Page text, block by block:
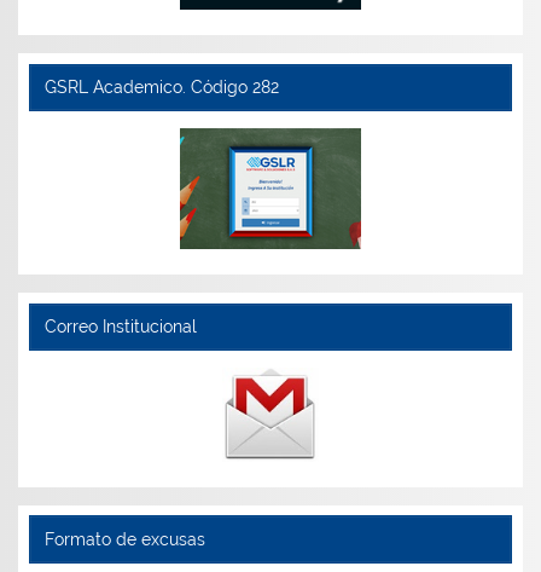
GSRL Academico. Código 282
Correo Institucional
Formato de excusas